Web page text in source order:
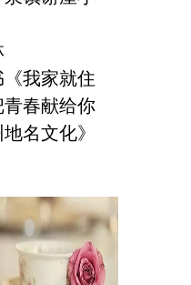
我家就住
春献给你
名文化》